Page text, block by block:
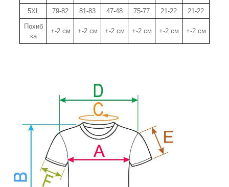
5XL
79-82 81-83 47-48 75-77 21-22
21-22
Похиб
ка
+-2 см +-2 см +-2 см +-2 см +-2 см +-2 см